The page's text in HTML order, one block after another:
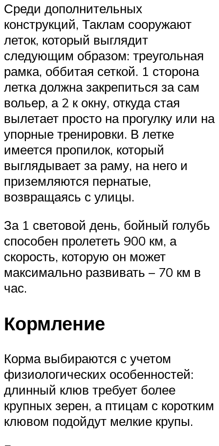
Среди дополнительных
конструкций, Таклам сооружают
леток, который выглядит
следующим образом: треугольная
рамка, оббитая сеткой. 1 сторона
летка должна закрепиться за сам
вольер, а 2 к окну, откуда стая
вылетает просто на прогулку или на
упорные тренировки. В летке
имеется пропилок, который
выглядывает за раму, на него и
приземляются пернатые,
возвращаясь с улицы.
За 1 световой день, бойный голубь
способен пролететь 900 км, а
скорость, которую он может
максимально развивать – 70 км в
час.
Кормление
Корма выбираются с учетом
физиологических особенностей:
длинный клюв требует более
крупных зерен, а птицам с коротким
клювом подойдут мелкие крупы.